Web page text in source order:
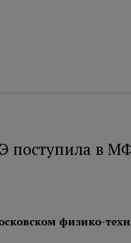
поступила в
физико-